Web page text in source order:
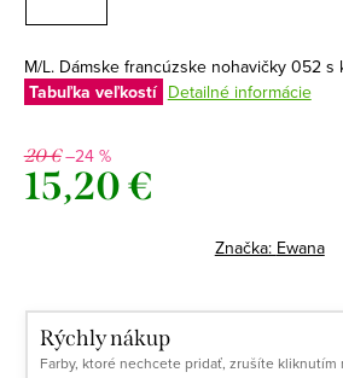
M/L. Dámske francúzske nohavičky 052 s
Tabuľka veľkostí Detailné informácie
20 €–24 %
15,20 €
Značka: Ewana
Rýchly nákup
Farby, ktoré nechcete pridať, zrušíte kliknutím